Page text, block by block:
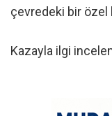
çevredeki bir özel
Kazayla ilgi